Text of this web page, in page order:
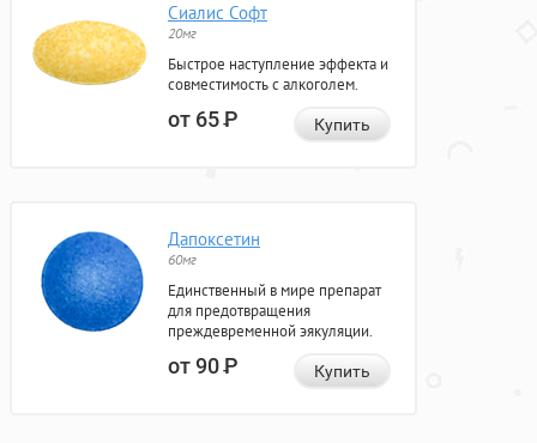
Сиалис Софт
20мг
Быстрое наступление эффекта и
совместимость с алкоголем.
от 65Р Купить
Дапоксетин
60мг
Единственный в мире препарат
для предотвращения
преждевременной эякуляции.
от 90Р Купить